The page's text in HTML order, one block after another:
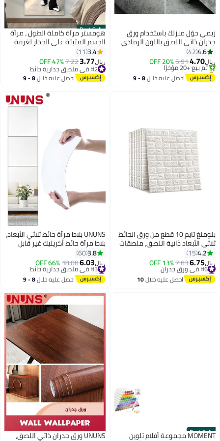
زيمي حوّل منزلك باستخدام ورق
جدران ذاتي اللصق باللون الرمادي
الداكن من ريترو سيمنت - مثالي
للخزائن وأسطح العمل والمزيد!
(40*500 سم)
4.6
42
ريال4.70
5.91
20% OFF
باقي 1 وحدات في المخزون
تم بيع +20 مؤخرًا
باقي 1 وحدات في المخزون
احصل عليه خلال 8 - 9
Best Seller
هومستر مرآة كاملة الطول ، مرآة
الجسم المثبتة على الجدار لغرفة
شخصية 30 سم × 30 سم فوق باب
الباب ، غرفة المعيشة ، الحمام ،
ديكور المنزل
3.4
11
ريال3.77
7.22
47% OFF
#2 في ملصق جدارية حائط
#2 في ملصق جدارية حائط احصل عليه خلال 8 - 9
بلومنغ تايم 10 قطع من ورق الحائط
ثلاثي الأبعاد ذاتية اللصق، ملصقات
حائط بنمط الطوب الأبيض المقاوم
للماء لغرفة المعيشة وغرفة النوم،
مقاس 77 × 70 سم
4.2
15
ريال6.75
7.83
13% OFF #6 في ورق جدران
أقل سعر في 7 يوم
تم بيع +30 مؤخرًا
#6 في ورق جدران
احصل عليه خلال10
UNUNS بلاط مرآة حائط ثلاثي الأبعاد،
بلاط مرآة حائط أكريليك غير قابل
مرآة بلاستيكية مرنة، بلاط مرآة
كامل الجسم لغرفة النوم، صالة
الألعاب الرياضية المنزلية، ديكور
جدار المنزل
3.8
60
ريال6.03
18.08
66% OFF #3 في ملصق جدارية حائط
أقل سعر في 30 يوم
تم بيع +50 مؤخرًا
#3 في ملصق جدارية حائط
احصل عليه خلال 8 - 9
Best SellerMOMENT مجموعة أقلام تلوين UNUNS ورق جدران ذاتي اللصق،